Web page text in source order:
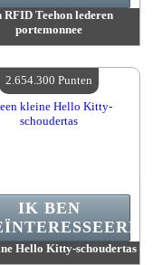
RFID Teehon lederen
portemonnee
hoeveelheid :4
Hello Kitty-schoudertas
IK BEN
2.654.300 Punten